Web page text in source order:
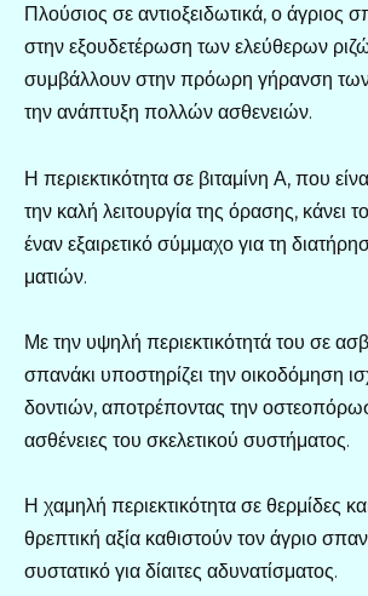
Πλούσιος σε αντιοξειδωτικά, ο άγριος
στην εξουδετέρωση των ελεύθερων
συμβάλλουν στην πρόωρη γήρανση των
την ανάπτυξη πολλών ασθενειών.
Η περιεκτικότητα σε βιταμίνη Α, που
την καλή λειτουργία της όρασης, κάνει
έναν εξαιρετικό σύμμαχο για τη
ματιών.
Με την υψηλή περιεκτικότητά του σε
σπανάκι υποστηρίζει την οικοδόμηση
δοντιών, αποτρέποντας την
ασθένειες του σκελετικού συστήματος.
Η χαμηλή περιεκτικότητα σε θερμίδες
θρεπτική αξία καθιστούν τον άγριο
συστατικό για δίαιτες αδυνατίσματος.